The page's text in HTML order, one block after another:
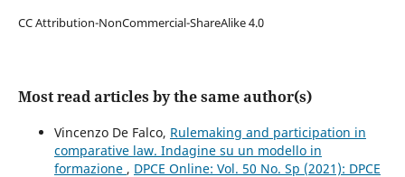
CC Attribution-NonCommercial-ShareAlike 4.0
Most read articles by the same author(s)
Vincenzo De Falco, Rulemaking and participation in
comparative law. Indagine su un modello in
formazione , DPCE Online: Vol. 50 No. Sp (2021): DPCE